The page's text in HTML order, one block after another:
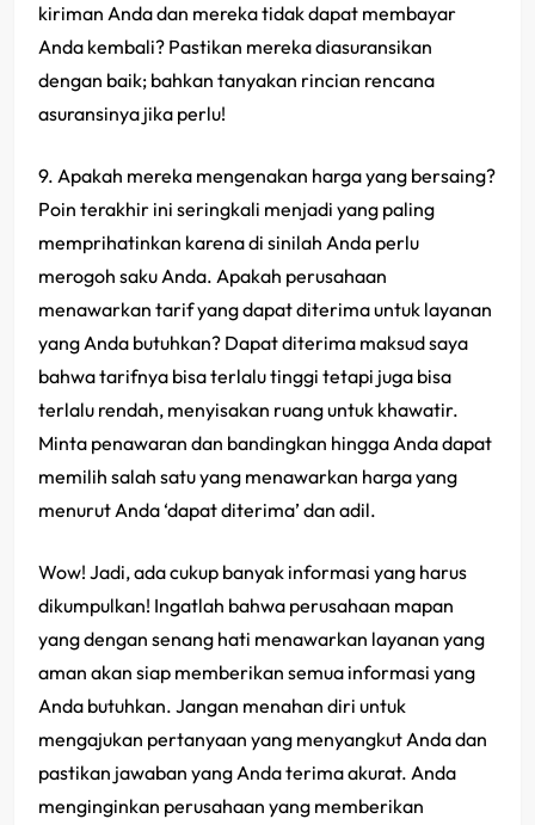
kiriman Anda dan mereka tidak dapat membayar
Anda kembali? Pastikan mereka diasuransikan
dengan baik; bahkan tanyakan rincian rencana
asuransinya jika perlu!
9. Apakah mereka mengenakan harga yang bersaing?
Poin terakhir ini seringkali menjadi yang paling
memprihatinkan karena di sinilah Anda perlu
merogoh saku Anda. Apakah perusahaan
menawarkan tarif yang dapat diterima untuk layanan
yang Anda butuhkan? Dapat diterima maksud saya
bahwa tarifnya bisa terlalu tinggi tetapi juga bisa
terlalu rendah, menyisakan ruang untuk khawatir.
Minta penawaran dan bandingkan hingga Anda dapat
memilih salah satu yang menawarkan harga yang
menurut Anda ‘dapat diterima’ dan adil.
Wow! Jadi, ada cukup banyak informasi yang harus
dikumpulkan! Ingatlah bahwa perusahaan mapan
yang dengan senang hati menawarkan layanan yang
aman akan siap memberikan semua informasi yang
Anda butuhkan. Jangan menahan diri untuk
mengajukan pertanyaan yang menyangkut Anda dan
pastikan jawaban yang Anda terima akurat. Anda
menginginkan perusahaan yang memberikan